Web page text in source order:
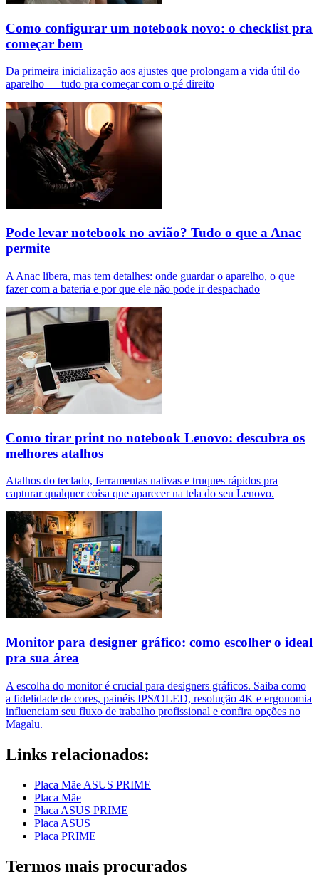
Como configurar um notebook novo: o checklist pra
começar bem
Da primeira inicialização aos ajustes que prolongam a vida útil do
aparelho — tudo pra começar com o pé direito
Pode levar notebook no avião? Tudo o que a Anac
permite
A Anac libera, mas tem detalhes: onde guardar o aparelho, o que
fazer com a bateria e por que ele não pode ir despachado
Como tirar print no notebook Lenovo: descubra os
melhores atalhos
Atalhos do teclado, ferramentas nativas e truques rápidos pra
capturar qualquer coisa que aparecer na tela do seu Lenovo.
Monitor para designer gráfico: como escolher o ideal
pra sua área
A escolha do monitor é crucial para designers gráficos. Saiba como
a fidelidade de cores, painéis IPS/OLED, resolução 4K e ergonomia
influenciam seu fluxo de trabalho profissional e confira opções no
Magalu.
Links relacionados:
Placa Mãe ASUS PRIME
Placa Mãe
Placa ASUS PRIME
Placa ASUS
Placa PRIME
Termos mais procurados